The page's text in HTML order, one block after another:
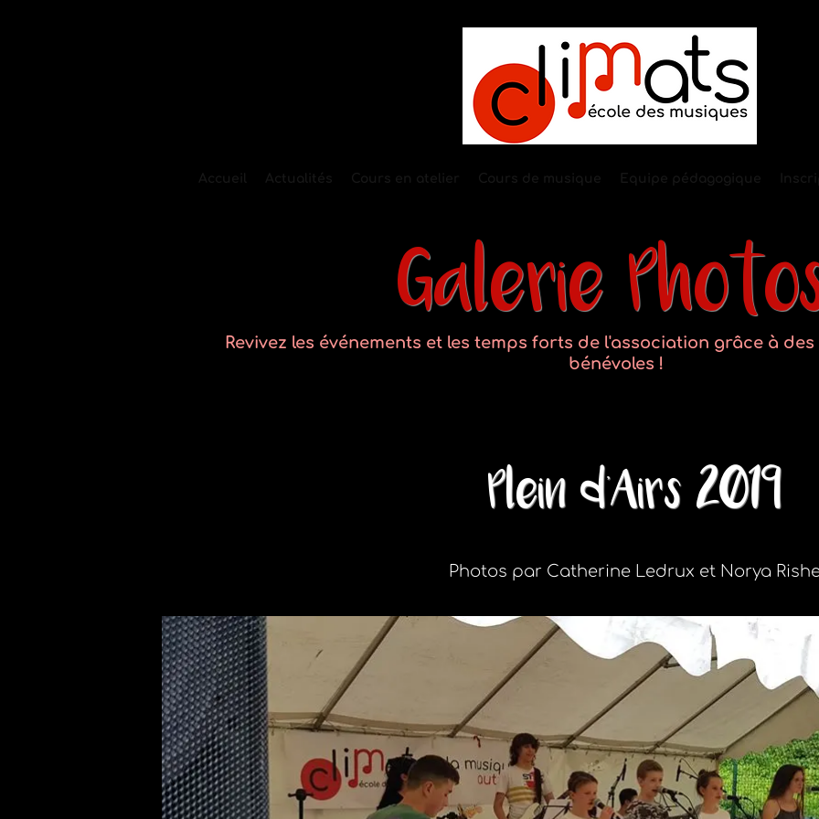
Accueil Actualités Cours en atelier Cours de musique Equipe pédagogique
Galerie
Revivez les événements et les temps forts de l'association grâce à
bénévoles !
Plein d'Airs 2019
Photos par Catherine Ledrux et Norya